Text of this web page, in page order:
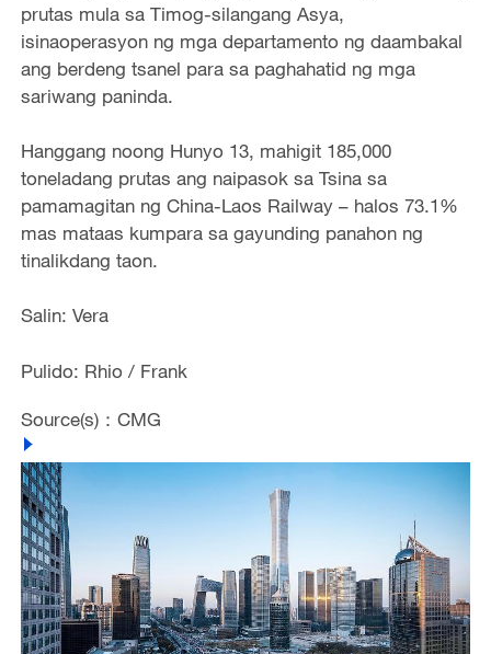
prutas mula sa Timog-silangang Asya,
isinaoperasyon ng mga departamento ng daambakal
ang berdeng tsanel para sa paghahatid ng mga
sariwang paninda.
Hanggang noong Hunyo 13, mahigit 185,000
toneladang prutas ang naipasok sa Tsina sa
pamamagitan ng China-Laos Railway – halos 73.1%
mas mataas kumpara sa gayunding panahon ng
tinalikdang taon.
Salin: Vera
Pulido: Rhio / Frank
Source(s)：CMG